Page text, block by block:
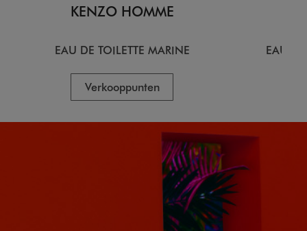
KENZO HOMME
EAU DE TOILETTE MARINE
Verkooppunten
EAU